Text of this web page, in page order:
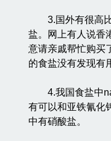
3.国外有很高比
盐。网上有人说香
意请亲戚帮忙购买
的食盐没有发现有
4.我国食盐中
有可以和亚铁氰化
中有硝酸盐。